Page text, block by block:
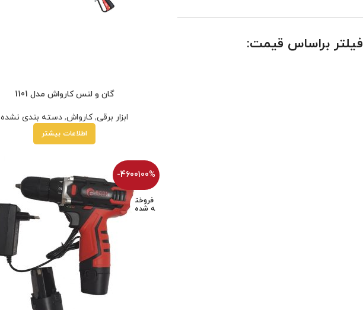
فیلتر براساس قیمت:
گان و لنس کارواش مدل 1101
ابزار برقی,کارواش,دسته بندی نشده
اطلاعات بیشتر
-4600100%
فروخت
ه شده